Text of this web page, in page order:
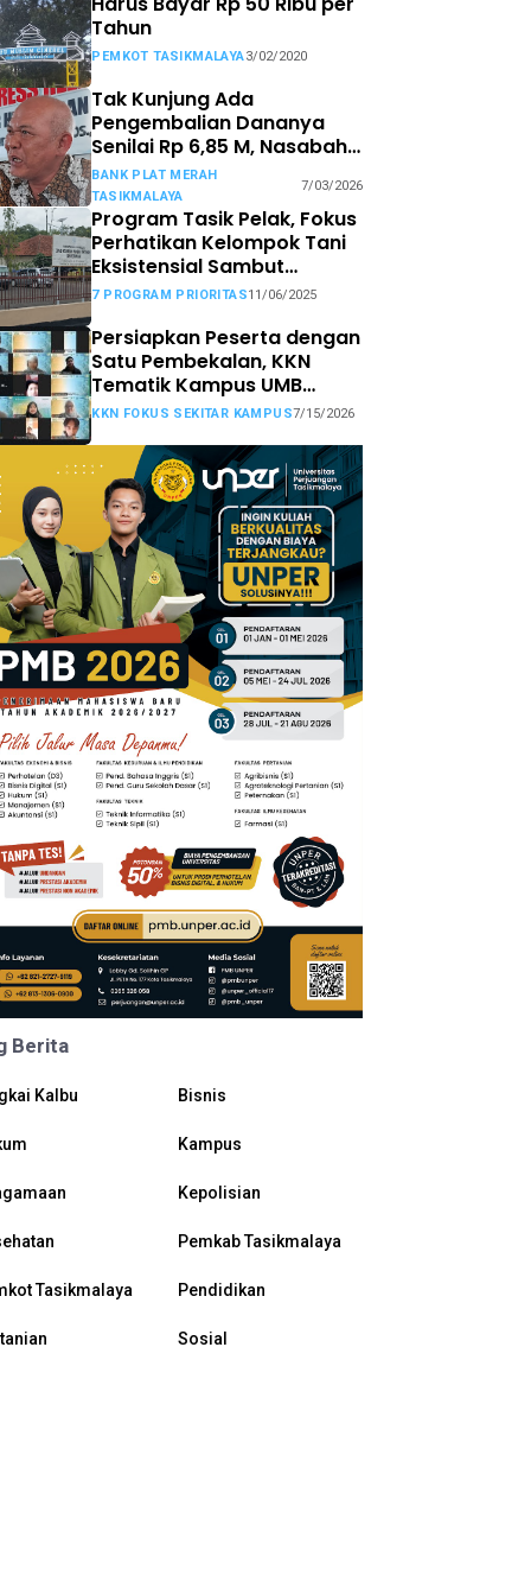
Tahun
PEMKOT TASIKMALAYA3/02/2020
Tak Kunjung Ada
Pengembalian Dananya
Senilai Rp 6,85 M, Nasabah
Bank Plat Merah di
Tasikmalaya Siap Tempuh
Jalur Hukum.
BANK PLAT MERAH
TASIKMALAYA
7/03/2026
Program Tasik Pelak, Fokus
Perhatikan Kelompok Tani
Eksistensial Sambut
Prospek Pasar MBG
7 PROGRAM PRIORITAS11/06/2025
Persiapkan Peserta dengan
Satu Pembekalan, KKN
Tematik Kampus UMB
Sasar Wilayah Kecamatan
KKN FOKUS SEKITAR KAMPUS7/15/2026
Berita
Kalbu Bisnis
Kampus
Kepolisian
Pemkab Tasikmalaya
Tasikmalaya Pendidikan
Sosial